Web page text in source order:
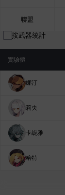
聯盟
按武器統計
實驗體
娜汀
莉央
卡緹雅
哈特